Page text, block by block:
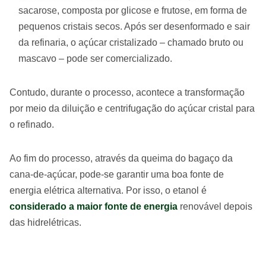
sacarose, composta por glicose e frutose, em forma de
pequenos cristais secos. Após ser desenformado e sair
da refinaria, o açúcar cristalizado – chamado bruto ou
mascavo – pode ser comercializado.
Contudo, durante o processo, acontece a transformação
por meio da diluição e centrifugação do açúcar cristal para
o refinado.
Ao fim do processo, através da queima do bagaço da
cana-de-açúcar, pode-se garantir uma boa fonte de
energia elétrica alternativa. Por isso, o etanol é
considerado a maior fonte de energia renovável depois
das hidrelétricas.